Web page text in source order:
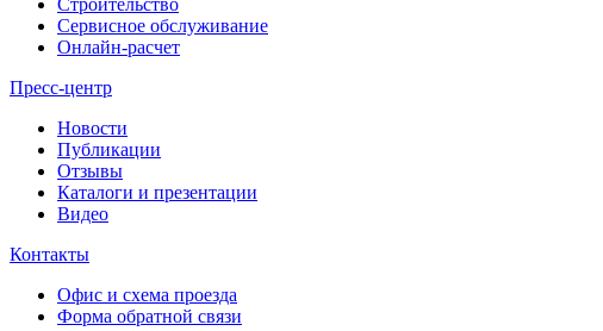
Строительство
Сервисное обслуживание
Онлайн-расчет
Пресс-центр
Новости
Публикации
Отзывы
Каталоги и презентации
Видео
Контакты
Офис и схема проезда
Форма обратной связи